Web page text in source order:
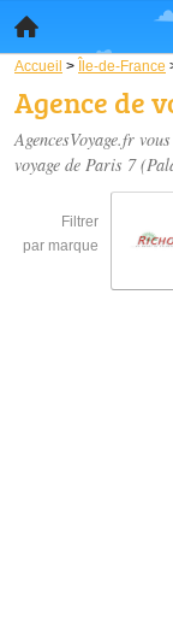
Accueil > Île-de-France
Agence de
AgencesVoyage.fr
voyage de Paris 7
Filtrer
par marque